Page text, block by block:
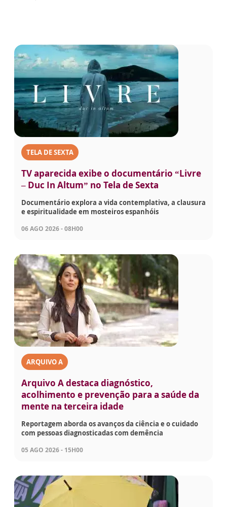
TELA DE SEXTA
TV aparecida exibe o documentário “Livre
– Duc In Altum” no Tela de Sexta
Documentário explora a vida contemplativa, a clausura
e espiritualidade em mosteiros espanhóis
06 AGO 2026 - 08H00
ARQUIVO A
Arquivo A destaca diagnóstico,
acolhimento e prevenção para a saúde da
mente na terceira idade
Reportagem aborda os avanços da ciência e o cuidado
com pessoas diagnosticadas com demência
05 AGO 2026 - 15H00